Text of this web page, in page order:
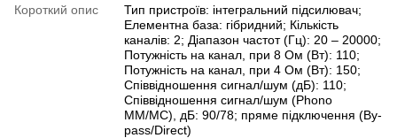
Короткий опис
Тип пристроїв: інтегральний підсилювач;
Елементна база: гібридний; Кількість
каналів: 2; Діапазон частот (Гц): 20 – 20000;
Потужність на канал, при 8 Ом (Вт): 110;
Потужність на канал, при 4 Ом (Вт): 150;
Співвідношення сигнал/шум (дБ): 110;
Співвідношення сигнал/шум (Phono
MM/MC), дБ: 90/78; пряме підключення (By-
pass/Direct)